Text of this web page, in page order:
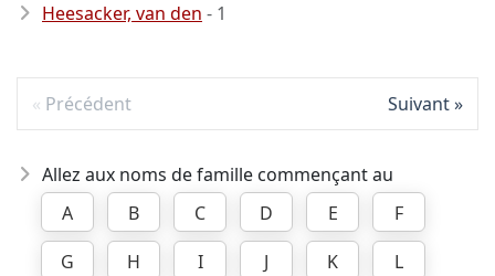
Heesacker, van den - 1
Précédent Suivant
Allez aux noms de famille commençant au
A
B C D E
F
G
H I J K
L